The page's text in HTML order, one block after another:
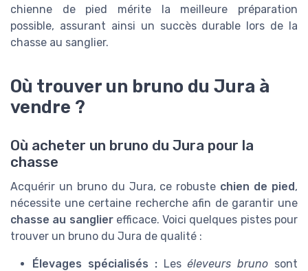
chienne de pied mérite la meilleure préparation
possible, assurant ainsi un succès durable lors de la
chasse au sanglier.
Où trouver un bruno du Jura à
vendre ?
Où acheter un bruno du Jura pour la
chasse
Acquérir un bruno du Jura, ce robuste chien de pied,
nécessite une certaine recherche afin de garantir une
chasse au sanglierefficace. Voici quelques pistes pour
trouver un bruno du Jura de qualité :
Élevages spécialisés :Leséleveurs bruno sont